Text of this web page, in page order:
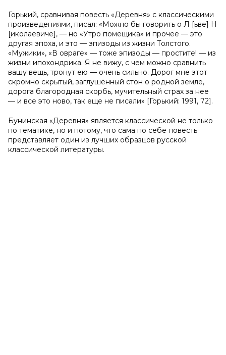
Горький, сравнивая повесть «Деревня» с классическими
произведениями, писал: «Можно бы говорить о Л [ьве] Н
[иколаевиче], — но «Утро помещика» и прочее — это
другая эпоха, и это — эпизоды из жизни Толстого.
«Мужики», «В овраге» — тоже эпизоды — простите! — из
жизни ипохондрика. Я не вижу, с чем можно сравнить
вашу вещь, тронут ею — очень сильно. Дорог мне этот
скромно скрытый, заглушённый стон о родной земле,
дорога благородная скорбь, мучительный страх за нее
— и все это ново, так еще не писали» [Горький: 1991, 72].
Бунинская «Деревня» является классической не только
по тематике, но и потому, что сама по себе повесть
представляет один из лучших образцов русской
классической литературы.